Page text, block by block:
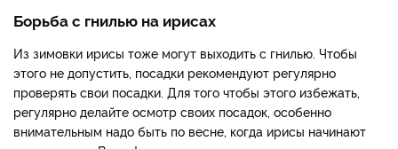
Борьба с гнилью на ирисах
Из зимовки ирисы тоже могут выходить с гнилью. Чтобы
этого не допустить, посадки рекомендуют регулярно
проверять свои посадки. Для того чтобы этого избежать,
регулярно делайте осмотр своих посадок, особенно
внимательным надо быть по весне, когда ирисы начинают